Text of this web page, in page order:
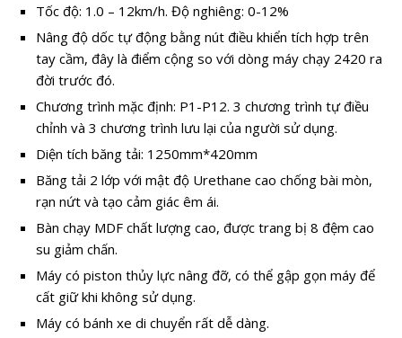
Tốc độ: 1.0 – 12km/h. Độ nghiêng: 0-12%
Nâng độ dốc tự động bằng nút điều khiển tích hợp trên
tay cầm, đây là điểm cộng so với dòng máy chạy 2420 ra
đời trước đó.
Chương trình mặc định: P1-P12. 3 chương trình tự điều
chỉnh và 3 chương trình lưu lại của người sử dụng.
Diện tích băng tải: 1250mm*420mm
Băng tải 2 lớp với mật độ Urethane cao chống bài mòn,
rạn nứt và tạo cảm giác êm ái.
Bàn chạy MDF chất lượng cao, được trang bị 8 đệm cao
su giảm chấn.
Máy có piston thủy lực nâng đỡ, có thể gập gọn máy để
cất giữ khi không sử dụng.
Máy có bánh xe di chuyển rất dễ dàng.